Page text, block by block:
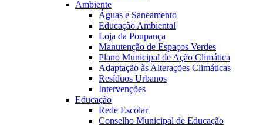
Ambiente
Águas e Saneamento
Educação Ambiental
Loja da Poupança
Manutenção de Espaços Verdes
Plano Municipal de Ação Climática
Adaptação às Alterações Climáticas
Resíduos Urbanos
Intervenções
Educação
Rede Escolar
Conselho Municipal de Educação